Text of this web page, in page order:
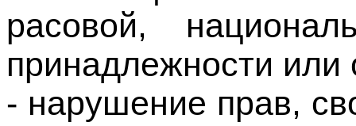
- нарушение прав,
и гражданина в
национальной,